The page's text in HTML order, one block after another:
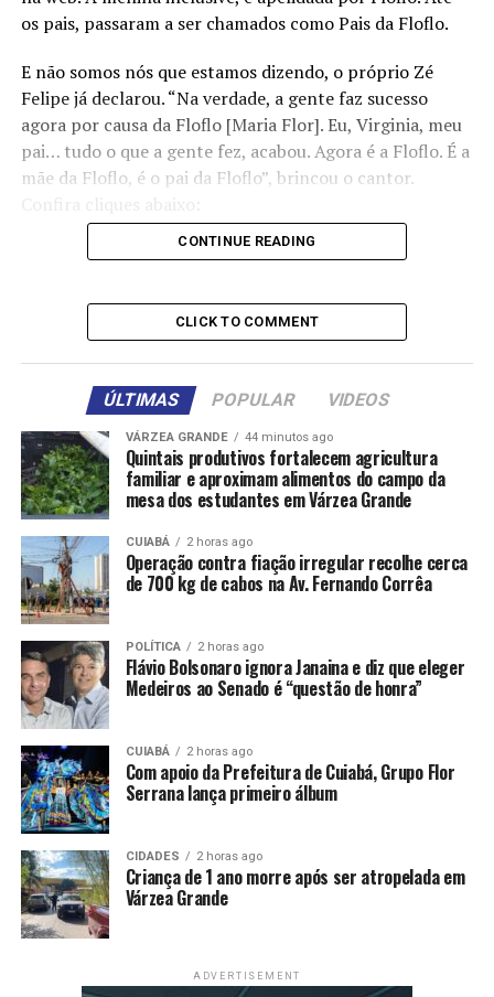
os pais, passaram a ser chamados como Pais da Floflo.
E não somos nós que estamos dizendo, o próprio Zé
Felipe já declarou. “Na verdade, a gente faz sucesso
agora por causa da Floflo [Maria Flor]. Eu, Virginia, meu
pai… tudo o que a gente fez, acabou. Agora é a Floflo. É a
mãe da Floflo, é o pai da Floflo”, brincou o cantor.
Fonte: TOP FAMOSOS
RELATED TOPICS: ÀS AULAS CELEBRA
ESCOLHIDAS
EXIBE FILHAS MOCHILAS
PERSONAGENS
VIRGINIA
VOLTA
UP NEXT
Virginia exibe foto de infância e semelhança com Maria
Alice impressiona: ‘Fala sério!’
DON'T MISS
Dani Calabresa anuncia gravidez do primeiro filho com
Richard Neuman
CONTINUE READING
CLICK TO COMMENT
ÚLTIMAS POPULAR VIDEOS
VÁRZEA GRANDE 44 minutos ago
Quintais produtivos fortalecem agricultura
familiar e aproximam alimentos do campo da
mesa dos estudantes em Várzea Grande
CUIABÁ 2 horas ago
Operação contra fiação irregular recolhe cerca
de 700 kg de cabos na Av. Fernando Corrêa
POLÍTICA 2 horas ago
Flávio Bolsonaro ignora Janaina e diz que eleger
Medeiros ao Senado é “questão de honra”
CUIABÁ 2 horas ago
Com apoio da Prefeitura de Cuiabá, Grupo Flor
Serrana lança primeiro álbum
CIDADES 2 horas ago
Criança de 1 ano morre após ser atropelada em
Várzea Grande
ADVERTISEMENT